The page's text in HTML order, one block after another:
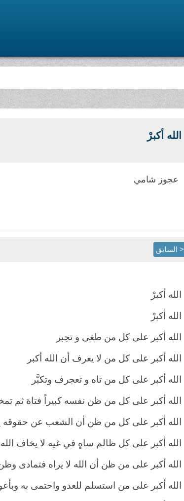
الله أكبرْ
عجوز شامي
< السابق
الله أكبرْ
الله أكبرْ
الله أكبر على كل من طغى و تجبر
الله أكبر على كل من لا يعرف أن الله أكبر
الله أكبر على كل من تاه و تعجرف وتكبَّر
الله أكبر على كل من ظن نفسه كبيراً فتاهَ ثم
الله أكبر على كل من ظن أن الشعب عن حقوقه
الله أكبر على كل ظالم ساهٍ في غيه لا يخاف الله
الله أكبر على من ظن أن الله لا يراه فتمادى
الله أكبر على من استسلم للعدو واحتمى به